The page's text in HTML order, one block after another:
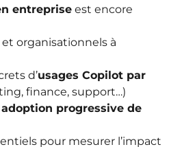
entreprise est encore
organisationnels à
d’usages Copilot par
finance, support…)
adoption progressive de
pour mesurer l’impact